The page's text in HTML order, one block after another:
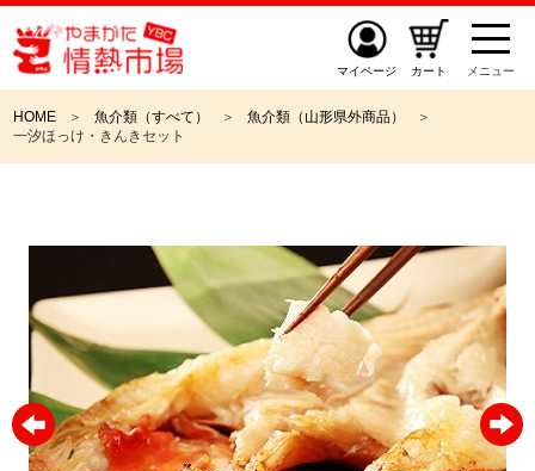
マイページ カート メニュー
HOME 魚介類（すべて）
魚介類（山形県外商品）
一汐ほっけ・きんきセット